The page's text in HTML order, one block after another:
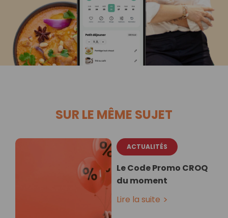
SUR LE MÊME SUJET
ACTUALITÉS
Le Code Promo CROQ
du moment
Lire la suite